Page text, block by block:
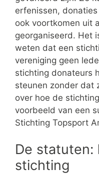
erfenissen,
ook voortkomen uit
georganiseerd. Het
weten dat een
vereniging geen
stichting donateurs
steunen zonder dat
over hoe de
voorbeeld van een
Stichting Topsport
De
stichting